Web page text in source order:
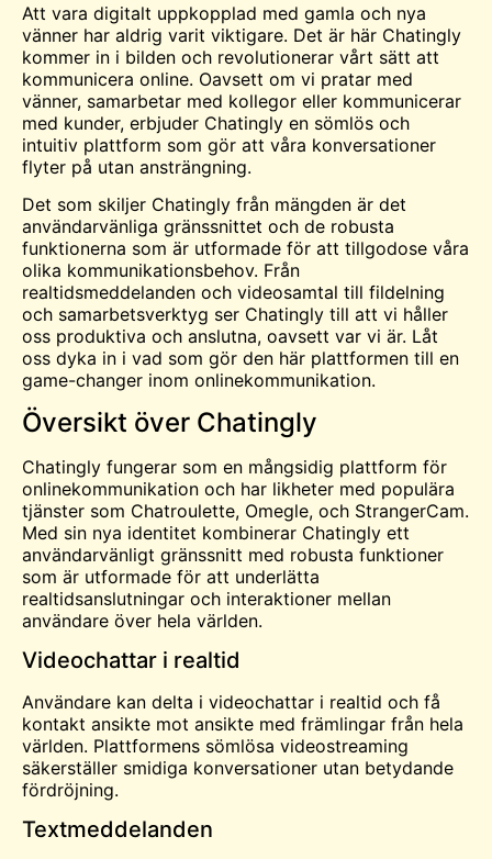
Att vara digitalt uppkopplad med gamla och nya
vänner har aldrig varit viktigare. Det är här Chatingly
kommer in i bilden och revolutionerar vårt sätt att
kommunicera online. Oavsett om vi pratar med
vänner, samarbetar med kollegor eller kommunicerar
med kunder, erbjuder Chatingly en sömlös och
intuitiv plattform som gör att våra konversationer
flyter på utan ansträngning.
Det som skiljer Chatingly från mängden är det
användarvänliga gränssnittet och de robusta
funktionerna som är utformade för att tillgodose våra
olika kommunikationsbehov. Från
realtidsmeddelanden och videosamtal till fildelning
och samarbetsverktyg ser Chatingly till att vi håller
oss produktiva och anslutna, oavsett var vi är. Låt
oss dyka in i vad som gör den här plattformen till en
game-changer inom onlinekommunikation.
Översikt över Chatingly
Chatingly fungerar som en mångsidig plattform för
onlinekommunikation och har likheter med populära
tjänster som Chatroulette, Omegle, och StrangerCam.
Med sin nya identitet kombinerar Chatingly ett
användarvänligt gränssnitt med robusta funktioner
som är utformade för att underlätta
realtidsanslutningar och interaktioner mellan
användare över hela världen.
Videochattar i realtid
Användare kan delta i videochattar i realtid och få
kontakt ansikte mot ansikte med främlingar från hela
världen. Plattformens sömlösa videostreaming
säkerställer smidiga konversationer utan betydande
fördröjning.
Textmeddelanden